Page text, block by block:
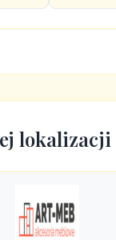
lokalizacji